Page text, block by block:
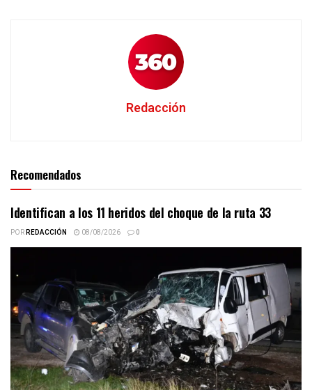
Redacción
Recomendados
Identifican a los 11 heridos del choque de la ruta 33
PORREDACCIÓN 08/08/2026 0